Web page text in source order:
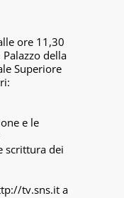
ore 11,30
della
Superiore
e le
scrittura dei
tv.sns.it a